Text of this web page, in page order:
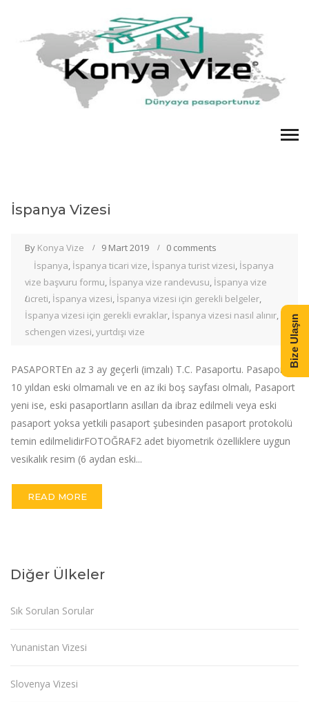
İspanya Vizesi
By Konya Vize 9 Mart 2019
0 comments
İspanya, İspanya ticari vize, İspanya turist vizesi, İspanya
vize başvuru formu, İspanya vize randevusu, İspanya vize
ücreti, İspanya vizesi, İspanya vizesi için gerekli belgeler,
İspanya vizesi için gerekli evraklar, İspanya vizesi nasıl alınır,
schengen vizesi,yurtdışı vize
PASAPORTEn az 3 ay geçerli (imzalı) T.C. Pasaportu. Pasaport
10 yıldan eski olmamalı ve en az iki boş sayfası olmalı, Pasaport
yeni ise, eski pasaportların asılları da ibraz edilmeli veya eski
pasaport yoksa yetkili pasaport şubesinden pasaport protokolü
temin edilmelidirFOTOĞRAF2 adet biyometrik özelliklere uygun
vesikalık resim (6 aydan eski...
READ MORE
Diğer Ülkeler
Sık Sorulan Sorular
Yunanistan Vizesi
Slovenya Vizesi
Bize Ulaşın